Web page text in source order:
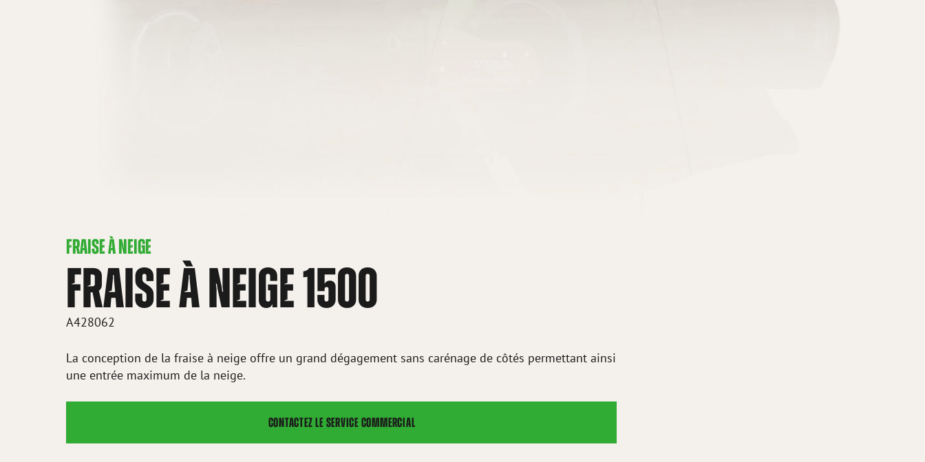
FRAISE À NEIGE
FRAISE À NEIGE 1500
A428062
La conception de la fraise à neige offre un grand dégagement sans carénage de côtés permettant ainsi
une entrée maximum de la neige.
CONTACTEZ LE SERVICE COMMERCIAL